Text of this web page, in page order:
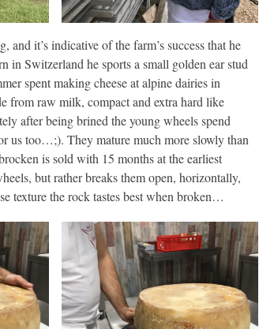
and it’s indicative of the farm’s success that he
in Switzerland he sports a small golden ear stud
spent making cheese at alpine dairies in
from raw milk, compact and extra hard like
after being brined the young wheels spend
us too…;). They mature much more slowly than
is sold with 15 months at the earliest
but rather breaks them open, horizontally,
texture the rock tastes best when broken…